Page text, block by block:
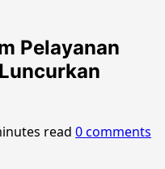
Pelayanan
read 0 comments